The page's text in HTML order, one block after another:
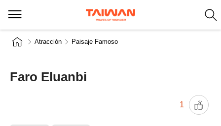
Atracción Paisaje Famoso
Faro Eluanbi
1